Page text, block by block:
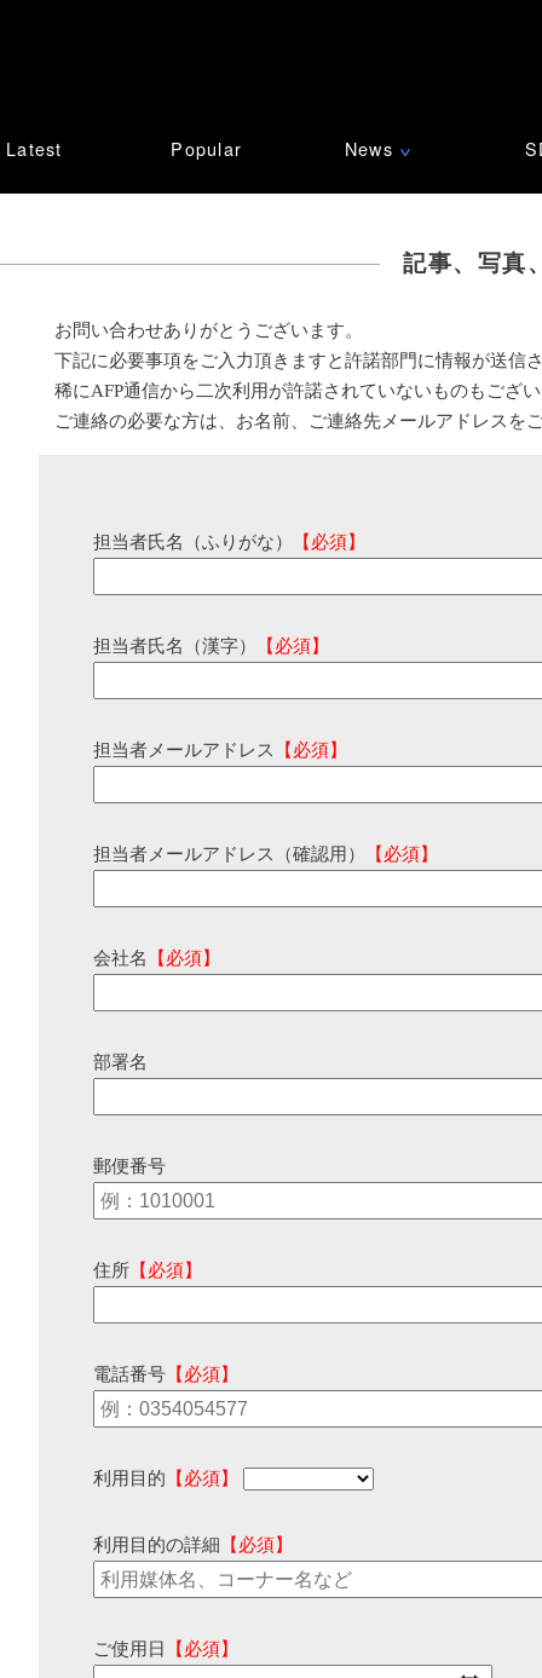
Latest Popular News ∨
記事、写真
お問い合わせありがとうございます。
下記に必要事項をご入力頂きますと許諾部門に情報が送信
稀にAFP通信から二次利用が許諾されていないものもござ
ご連絡の必要な方は、お名前、ご連絡先メールアドレスを
担当者氏名（ふりがな） 【必須】
担当者氏名（漢字） 【必須】
担当者メールアドレス 【必須】
担当者メールアドレス（確認用） 【必須】
会社名 【必須】
部署名
郵便番号
住所 【必須】
電話番号 【必須】
利用目的 【必須】
利用目的の詳細 【必須】
ご使用日 【必須】